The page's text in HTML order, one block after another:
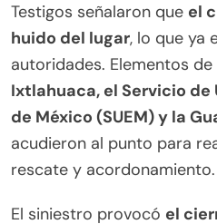
Testigos señalaron que el
huido del lugar, lo que ya
autoridades. Elementos de
Ixtlahuaca, el Servicio
de México (SUEM) y la
acudieron al punto para
rescate y acordonamiento.
El siniestro provocó el